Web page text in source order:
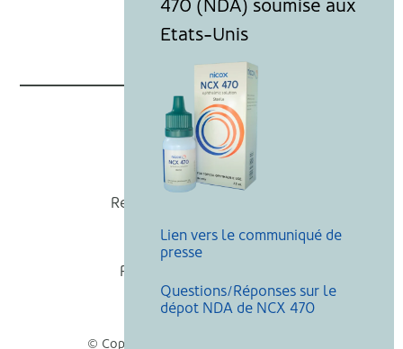
Nicox
Recevoir nos actualités
Mentions légales
Politique de cookies
Recherche
© Copyright Nicox, Tous droits réservés
Lien vers le communiqué de
presse
Questions/Réponses sur le
dépot NDA de NCX 470